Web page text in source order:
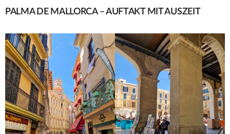
PALMA DE MALLORCA – AUFTAKT MIT AUSZEIT